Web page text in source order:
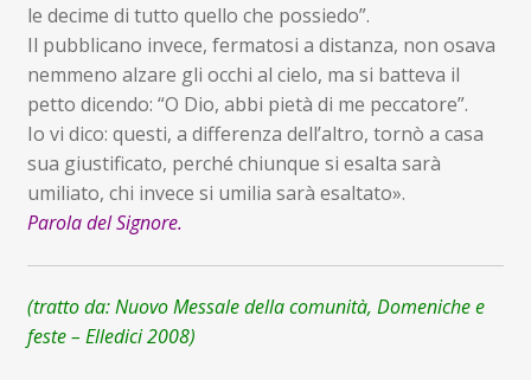
le decime di tutto quello che possiedo”.
Il pubblicano invece, fermatosi a distanza, non osava
nemmeno alzare gli occhi al cielo, ma si batteva il
petto dicendo: “O Dio, abbi pietà di me peccatore”.
Io vi dico: questi, a differenza dell’altro, tornò a casa
sua giustificato, perché chiunque si esalta sarà
umiliato, chi invece si umilia sarà esaltato».
Parola delSignore.
(tratto da: Nuovo Messale della comunità, Domeniche e
feste – Elledici 2008)